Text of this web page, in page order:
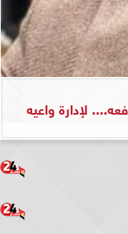
لإدارة واعيه